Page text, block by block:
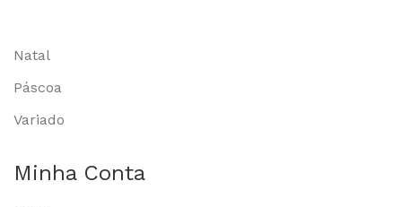
Natal
Páscoa
Variado
Minha Conta